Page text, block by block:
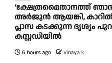
‘ക്ഷേത്രമൈതാനത്ത്
അർജുൻ ആയങ്കി, കാറിൽ
പ്ലാസ കടക്കുന്ന ദൃശ്യം
കസ്റ്റഡിയിൽ
6 hours ago vinaya k